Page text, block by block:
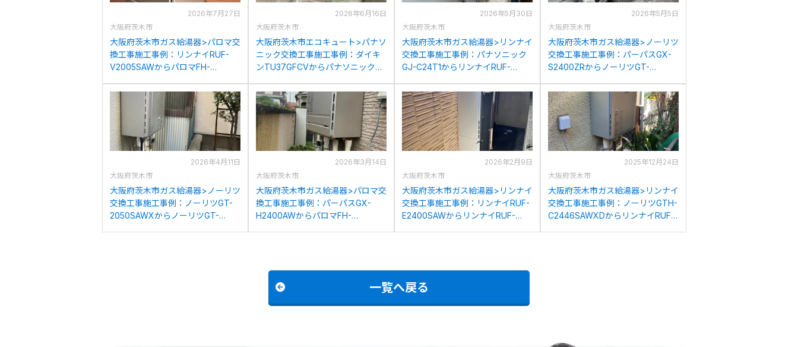
2026年7月27日
大阪府茨木市
大阪府茨木市ガス給湯器>パロマ交
換工事施工事例：リンナイRUF-
V2005SAWからパロマFH-
2026年6月16日
大阪府茨木市
大阪府茨木市エコキュート>パナソ
ニック交換工事施工事例：ダイキ
ンTU37GFCVからパナソニック
2026年5月30日
大阪府茨木市
大阪府茨木市ガス給湯器>リンナイ
交換工事施工事例：パナソニック
GJ-C24T1からリンナイRUF-
2026年5月5日
大阪府茨木市
大阪府茨木市ガス給湯器>ノーリツ
交換工事施工事例：パーパスGX-
S2400ZRからノーリツGT-
2026年4月11日
大阪府茨木市
大阪府茨木市ガス給湯器>ノーリツ
交換工事施工事例：ノーリツGT-
2050SAWXからノーリツGT-
2026年3月14日
大阪府茨木市
大阪府茨木市ガス給湯器>パロマ交
換工事施工事例：パーパスGX-
H2400AWからパロマFH-
2026年2月9日
大阪府茨木市
大阪府茨木市ガス給湯器>リンナイ
交換工事施工事例：リンナイRUF-
E2400SAWからリンナイRUF-
2025年12月24日
大阪府茨木市
大阪府茨木市ガス給湯器>リンナイ
交換工事施工事例：ノーリツGTH-
C2446SAWXDからリンナイRUF-
一覧へ戻る